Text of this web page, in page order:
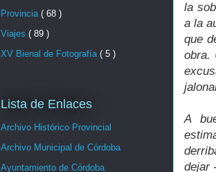
la
a la
que
obra.
A
dejar
Provincia ( 68 )
Viajes ( 89 )
XV Bienal de Fotografía ( 5 )
Lista de Enlaces
Archivo Histórico Provincial
Archivo Municipal de Córdoba
Ayuntamiento de Córdoba